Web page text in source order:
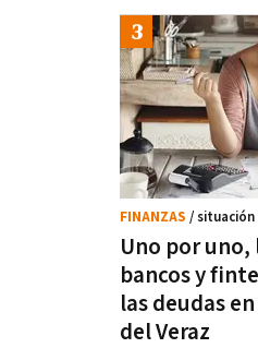
Uno por uno,
bancos y
las deudas
del Veraz
FINANZAS /